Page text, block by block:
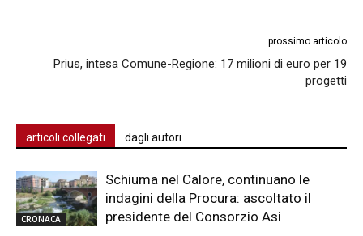
prossimo articolo
Prius, intesa Comune-Regione: 17 milioni di euro per 19
progetti
articoli collegati dagli autori
CRONACA
Schiuma nel Calore, continuano le
indagini della Procura: ascoltato il
presidente del Consorzio Asi